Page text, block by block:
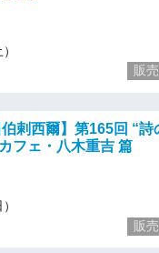
販
伯剌西爾】第165回 “詩
フェ・八木重吉 篇
販